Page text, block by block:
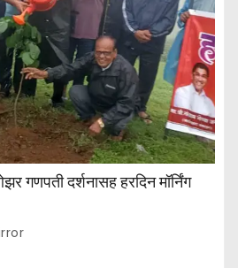
गणपती दर्शनासह हरदिन मॉर्निंग